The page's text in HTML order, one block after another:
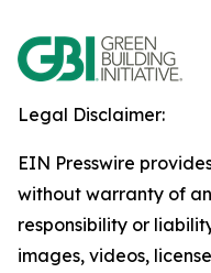
Legal Disclaimer:
EIN Presswire
without warranty of
responsibility or
images, videos,